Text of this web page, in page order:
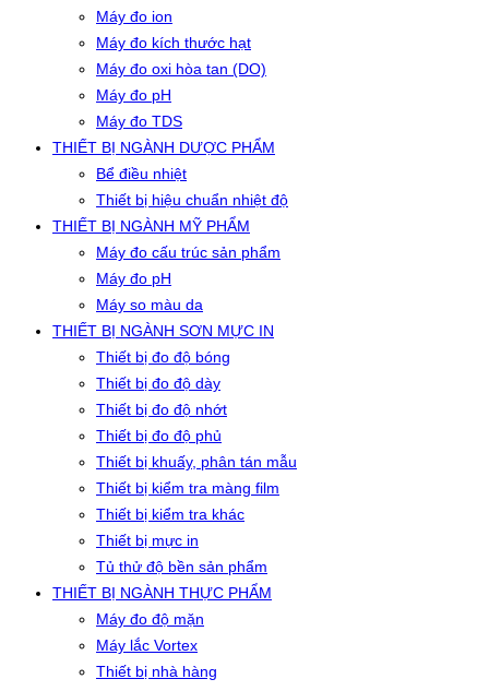
Máy đo ion
Máy đo kích thước hạt
Máy đo oxi hòa tan (DO)
Máy đo pH
Máy đo TDS
THIẾT BỊ NGÀNH DƯỢC PHẨM
Bể điều nhiệt
Thiết bị hiệu chuẩn nhiệt độ
THIẾT BỊ NGÀNH MỸ PHẨM
Máy đo cấu trúc sản phẩm
Máy đo pH
Máy so màu da
THIẾT BỊ NGÀNH SƠN MỰC IN
Thiết bị đo độ bóng
Thiết bị đo độ dày
Thiết bị đo độ nhớt
Thiết bị đo độ phủ
Thiết bị khuấy, phân tán mẫu
Thiết bị kiểm tra màng film
Thiết bị kiểm tra khác
Thiết bị mực in
Tủ thử độ bền sản phẩm
THIẾT BỊ NGÀNH THỰC PHẨM
Máy đo độ mặn
Máy lắc Vortex
Thiết bị nhà hàng